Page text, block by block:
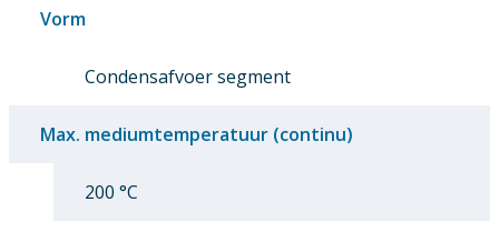
Vorm
Condensafvoer segment
Max. mediumtemperatuur (continu)
200 °C